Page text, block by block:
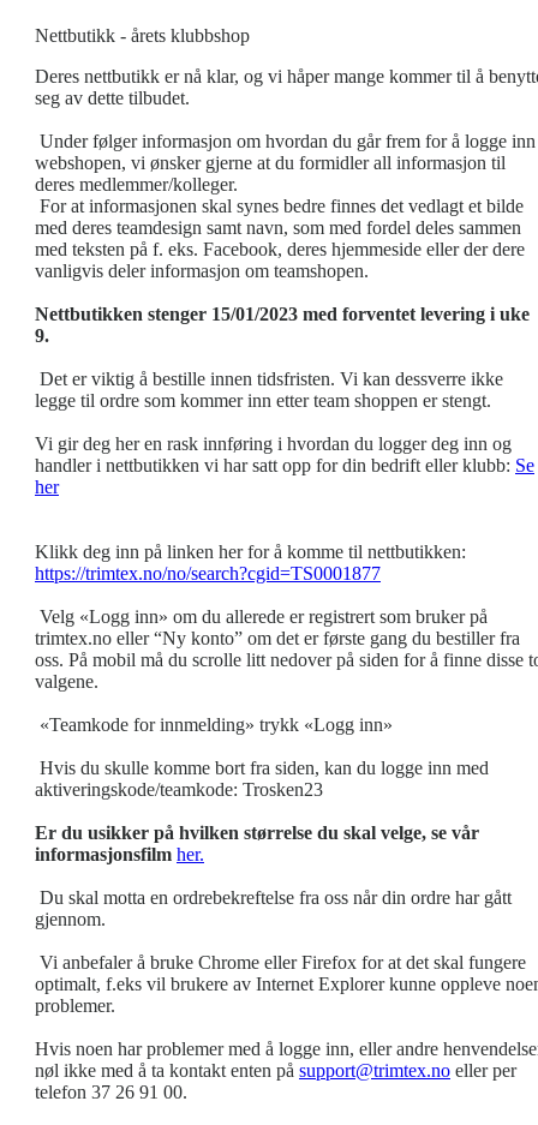
Nettbutikk - årets klubbshop
Deres nettbutikk er nå klar, og vi håper mange kommer til å
seg av dette tilbudet.
Under følger informasjon om hvordan du går frem for å logge
webshopen, vi ønsker gjerne at du formidler all informasjon til
deres medlemmer/kolleger.
For at informasjonen skal synes bedre finnes det vedlagt et bilde
med deres teamdesign samt navn, som med fordel deles sammen
med teksten på f. eks. Facebook, deres hjemmeside eller der dere
vanligvis deler informasjon om teamshopen.
Nettbutikken stenger 15/01/2023 med forventet levering i uke
9.
Det er viktig å bestille innen tidsfristen. Vi kan dessverre ikke
legge til ordre som kommer inn etter team shoppen er stengt.
Vi gir deg her en rask innføring i hvordan du logger deg inn og
handler i nettbutikken vi har satt opp for din bedrift eller klubb: Se
her
Klikk deg inn på linken her for å komme til nettbutikken:
https://trimtex.no/no/search?cgid=TS0001877
Velg «Logg inn» om du allerede er registrert som bruker på
trimtex.no eller “Ny konto” om det er første gang du bestiller fra
oss. På mobil må du scrolle litt nedover på siden for å finne disse
valgene.
«Teamkode for innmelding» trykk «Logg inn»
Hvis du skulle komme bort fra siden, kan du logge inn med
aktiveringskode/teamkode: Trosken23
Er du usikker på hvilken størrelse du skal velge, se vår
informasjonsfilm her.
Du skal motta en ordrebekreftelse fra oss når din ordre har gått
gjennom.
Vi anbefaler å bruke Chrome eller Firefox for at det skal fungere
optimalt, f.eks vil brukere av Internet Explorer kunne oppleve
problemer.
Hvis noen har problemer med å logge inn, eller andre
nøl ikke med å ta kontakt enten på support@trimtex.no eller per
telefon 37 26 91 00.